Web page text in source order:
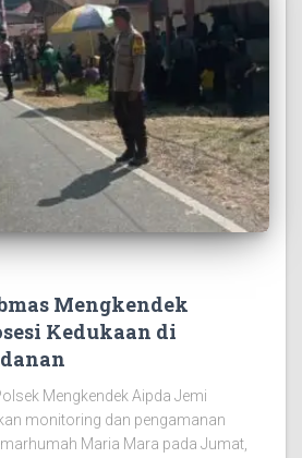
Mengkendek
Kedukaan di
Mengkendek Aipda Jemi
monitoring dan pengamanan
Maria Mara pada Jumat,